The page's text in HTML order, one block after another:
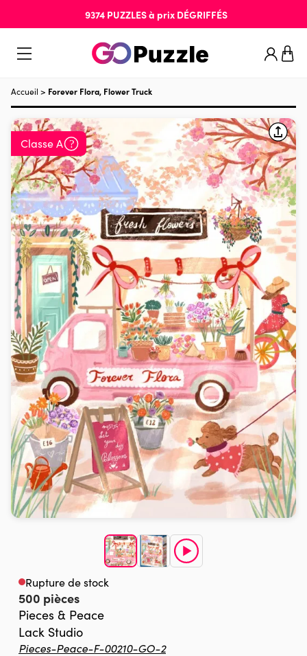
9374 PUZZLESà prix DÉGRIFFÉS
Accueil > Forever Flora, Flower Truck
Classe A
Rupture de stock
500 pièces
Pieces & Peace
Lack Studio
Pieces-Peace-F-00210-GO-2